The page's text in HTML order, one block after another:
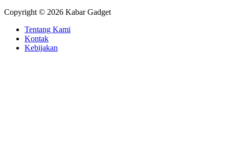
Copyright © 2026 Kabar Gadget
Tentang Kami
Kontak
Kebijakan